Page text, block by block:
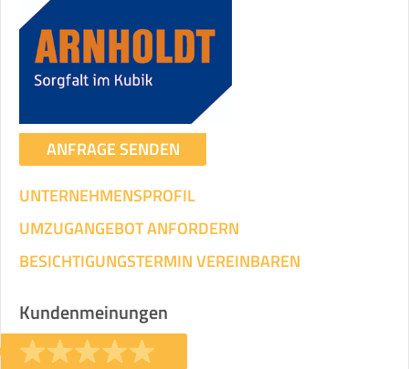
ANFRAGE SENDEN
UNTERNEHMENSPROFIL
UMZUGANGEBOT ANFORDERN
BESICHTIGUNGSTERMIN VEREINBAREN
Kundenmeinungen